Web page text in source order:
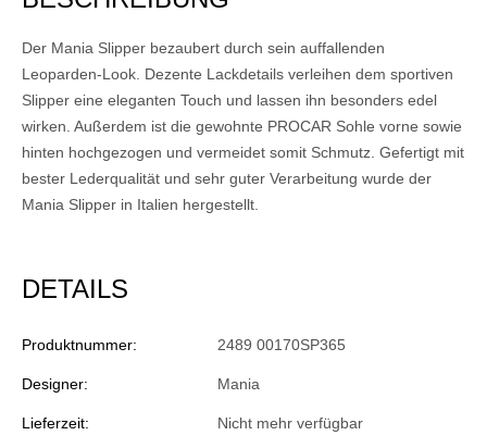
Der Mania Slipper bezaubert durch sein auffallenden
Leoparden-Look. Dezente Lackdetails verleihen dem sportiven
Slipper eine eleganten Touch und lassen ihn besonders edel
wirken. Außerdem ist die gewohnte PROCAR Sohle vorne sowie
hinten hochgezogen und vermeidet somit Schmutz. Gefertigt mit
bester Lederqualität und sehr guter Verarbeitung wurde der
Mania Slipper in Italien hergestellt.
DETAILS
Produktnummer: 2489 00170SP365
Designer: Mania
Lieferzeit: Nicht mehr verfügbar